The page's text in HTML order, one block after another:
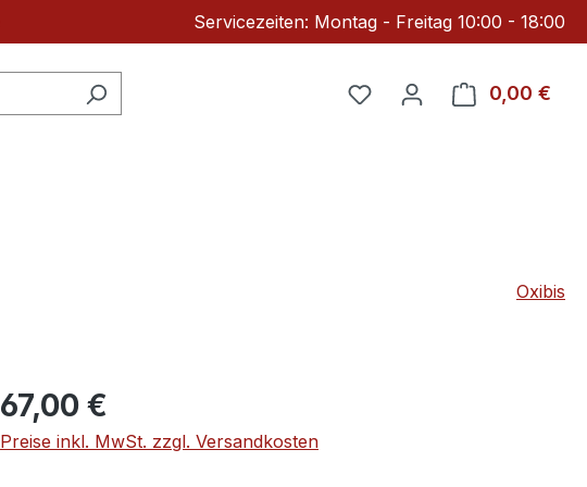
Servicezeiten: Montag - Freitag 10:00 - 18:00
Du hast 0 Produkte auf
0,00 €
Oxibis
Regulärer Preis:
67,00 €
Preise inkl. MwSt. zzgl. Versandkosten